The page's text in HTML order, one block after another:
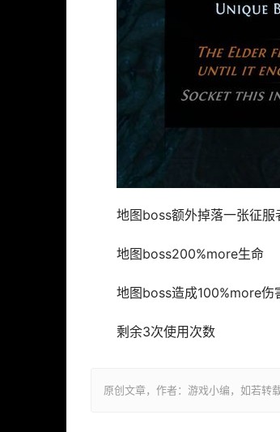
地图boss额外掉落一张征服
地图boss200%more生命
地图boss造成100%more伤
剩余3次使用次数
原创文章，作者：游戏小编，如若